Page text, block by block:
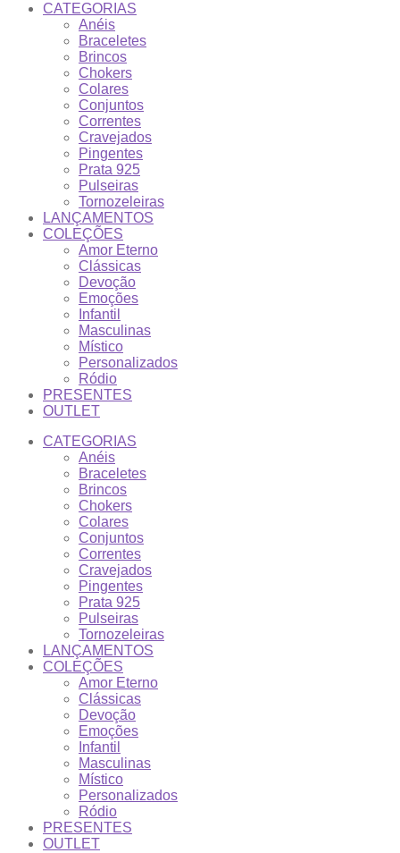
CATEGORIAS
Anéis
Braceletes
Brincos
Chokers
Colares
Conjuntos
Correntes
Cravejados
Pingentes
Prata 925
Pulseiras
Tornozeleiras
LANÇAMENTOS
COLEÇÕES
Amor Eterno
Clássicas
Devoção
Emoções
Infantil
Masculinas
Místico
Personalizados
Ródio
PRESENTES
OUTLET
CATEGORIAS
Anéis
Braceletes
Brincos
Chokers
Colares
Conjuntos
Correntes
Cravejados
Pingentes
Prata 925
Pulseiras
Tornozeleiras
LANÇAMENTOS
COLEÇÕES
Amor Eterno
Clássicas
Devoção
Emoções
Infantil
Masculinas
Místico
Personalizados
Ródio
PRESENTES
OUTLET